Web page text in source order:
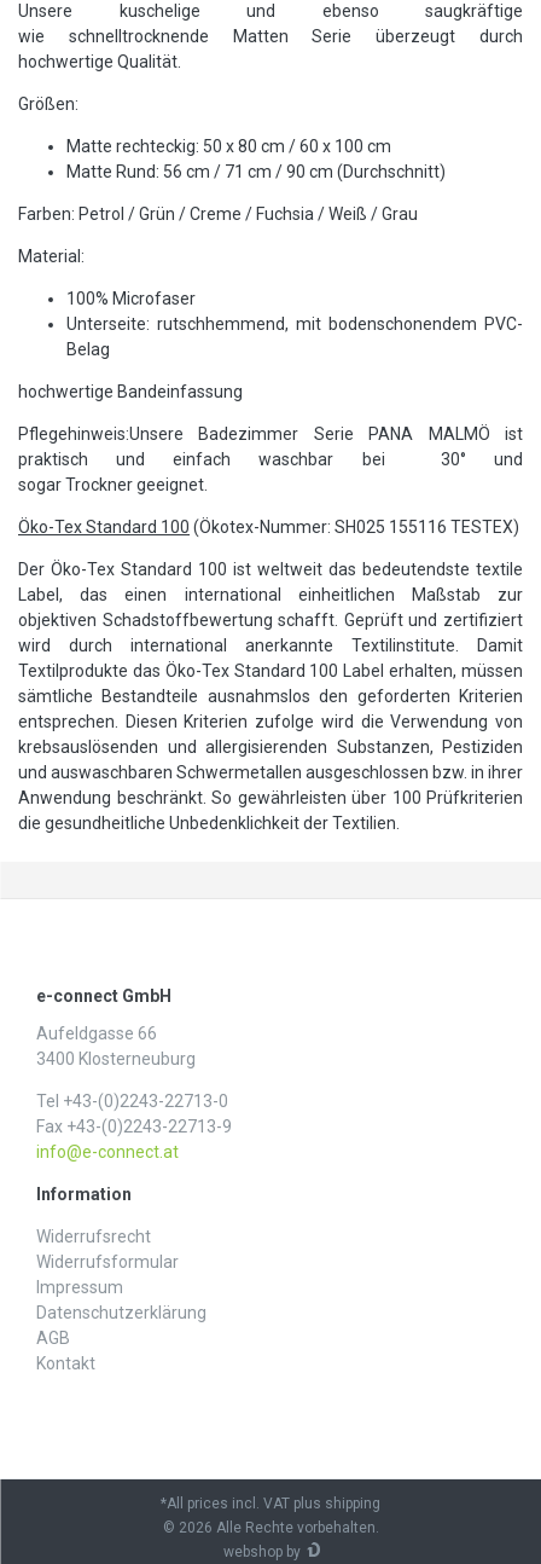
Unsere kuschelige und ebenso saugkräftige
wie schnelltrocknende Matten Serie überzeugt durch
hochwertige Qualität.
Größen:
Matte rechteckig: 50 x 80 cm / 60 x 100 cm
Matte Rund: 56 cm / 71 cm / 90 cm (Durchschnitt)
Farben: Petrol / Grün / Creme / Fuchsia / Weiß / Grau
Material:
100% Microfaser
Unterseite: rutschhemmend, mit bodenschonendem PVC-
Belag
hochwertige Bandeinfassung
Pflegehinweis:Unsere Badezimmer Serie PANA MALMÖ ist
praktisch und einfach waschbar bei 30° und
sogar Trockner geeignet.
Öko-Tex Standard 100 (Ökotex-Nummer: SH025 155116 TESTEX)
Der Öko-Tex Standard 100 ist weltweit das bedeutendste textile
Label, das einen international einheitlichen Maßstab zur
objektiven Schadstoffbewertung schafft. Geprüft und zertifiziert
wird durch international anerkannte Textilinstitute. Damit
Textilprodukte das Öko-Tex Standard 100 Label erhalten, müssen
sämtliche Bestandteile ausnahmslos den geforderten Kriterien
entsprechen. Diesen Kriterien zufolge wird die Verwendung von
krebsauslösenden und allergisierenden Substanzen, Pestiziden
und auswaschbaren Schwermetallen ausgeschlossen bzw. in ihrer
Anwendung beschränkt. So gewährleisten über 100 Prüfkriterien
die gesundheitliche Unbedenklichkeit der Textilien.
e-connect GmbH
Aufeldgasse 66
3400 Klosterneuburg
Tel +43-(0)2243-22713-0
Fax +43-(0)2243-22713-9
info@e-connect.at
Information
Widerrufs­recht
Widerrufs­formular
Impressum
Daten­schutz­erklärung
AGB
Kontakt
*All prices incl. VAT plus shipping
© 2026 Alle Rechte vorbehalten.
webshop by